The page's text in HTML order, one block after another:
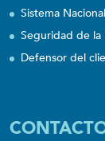
Sistema
Seguridad de la
Defensor del